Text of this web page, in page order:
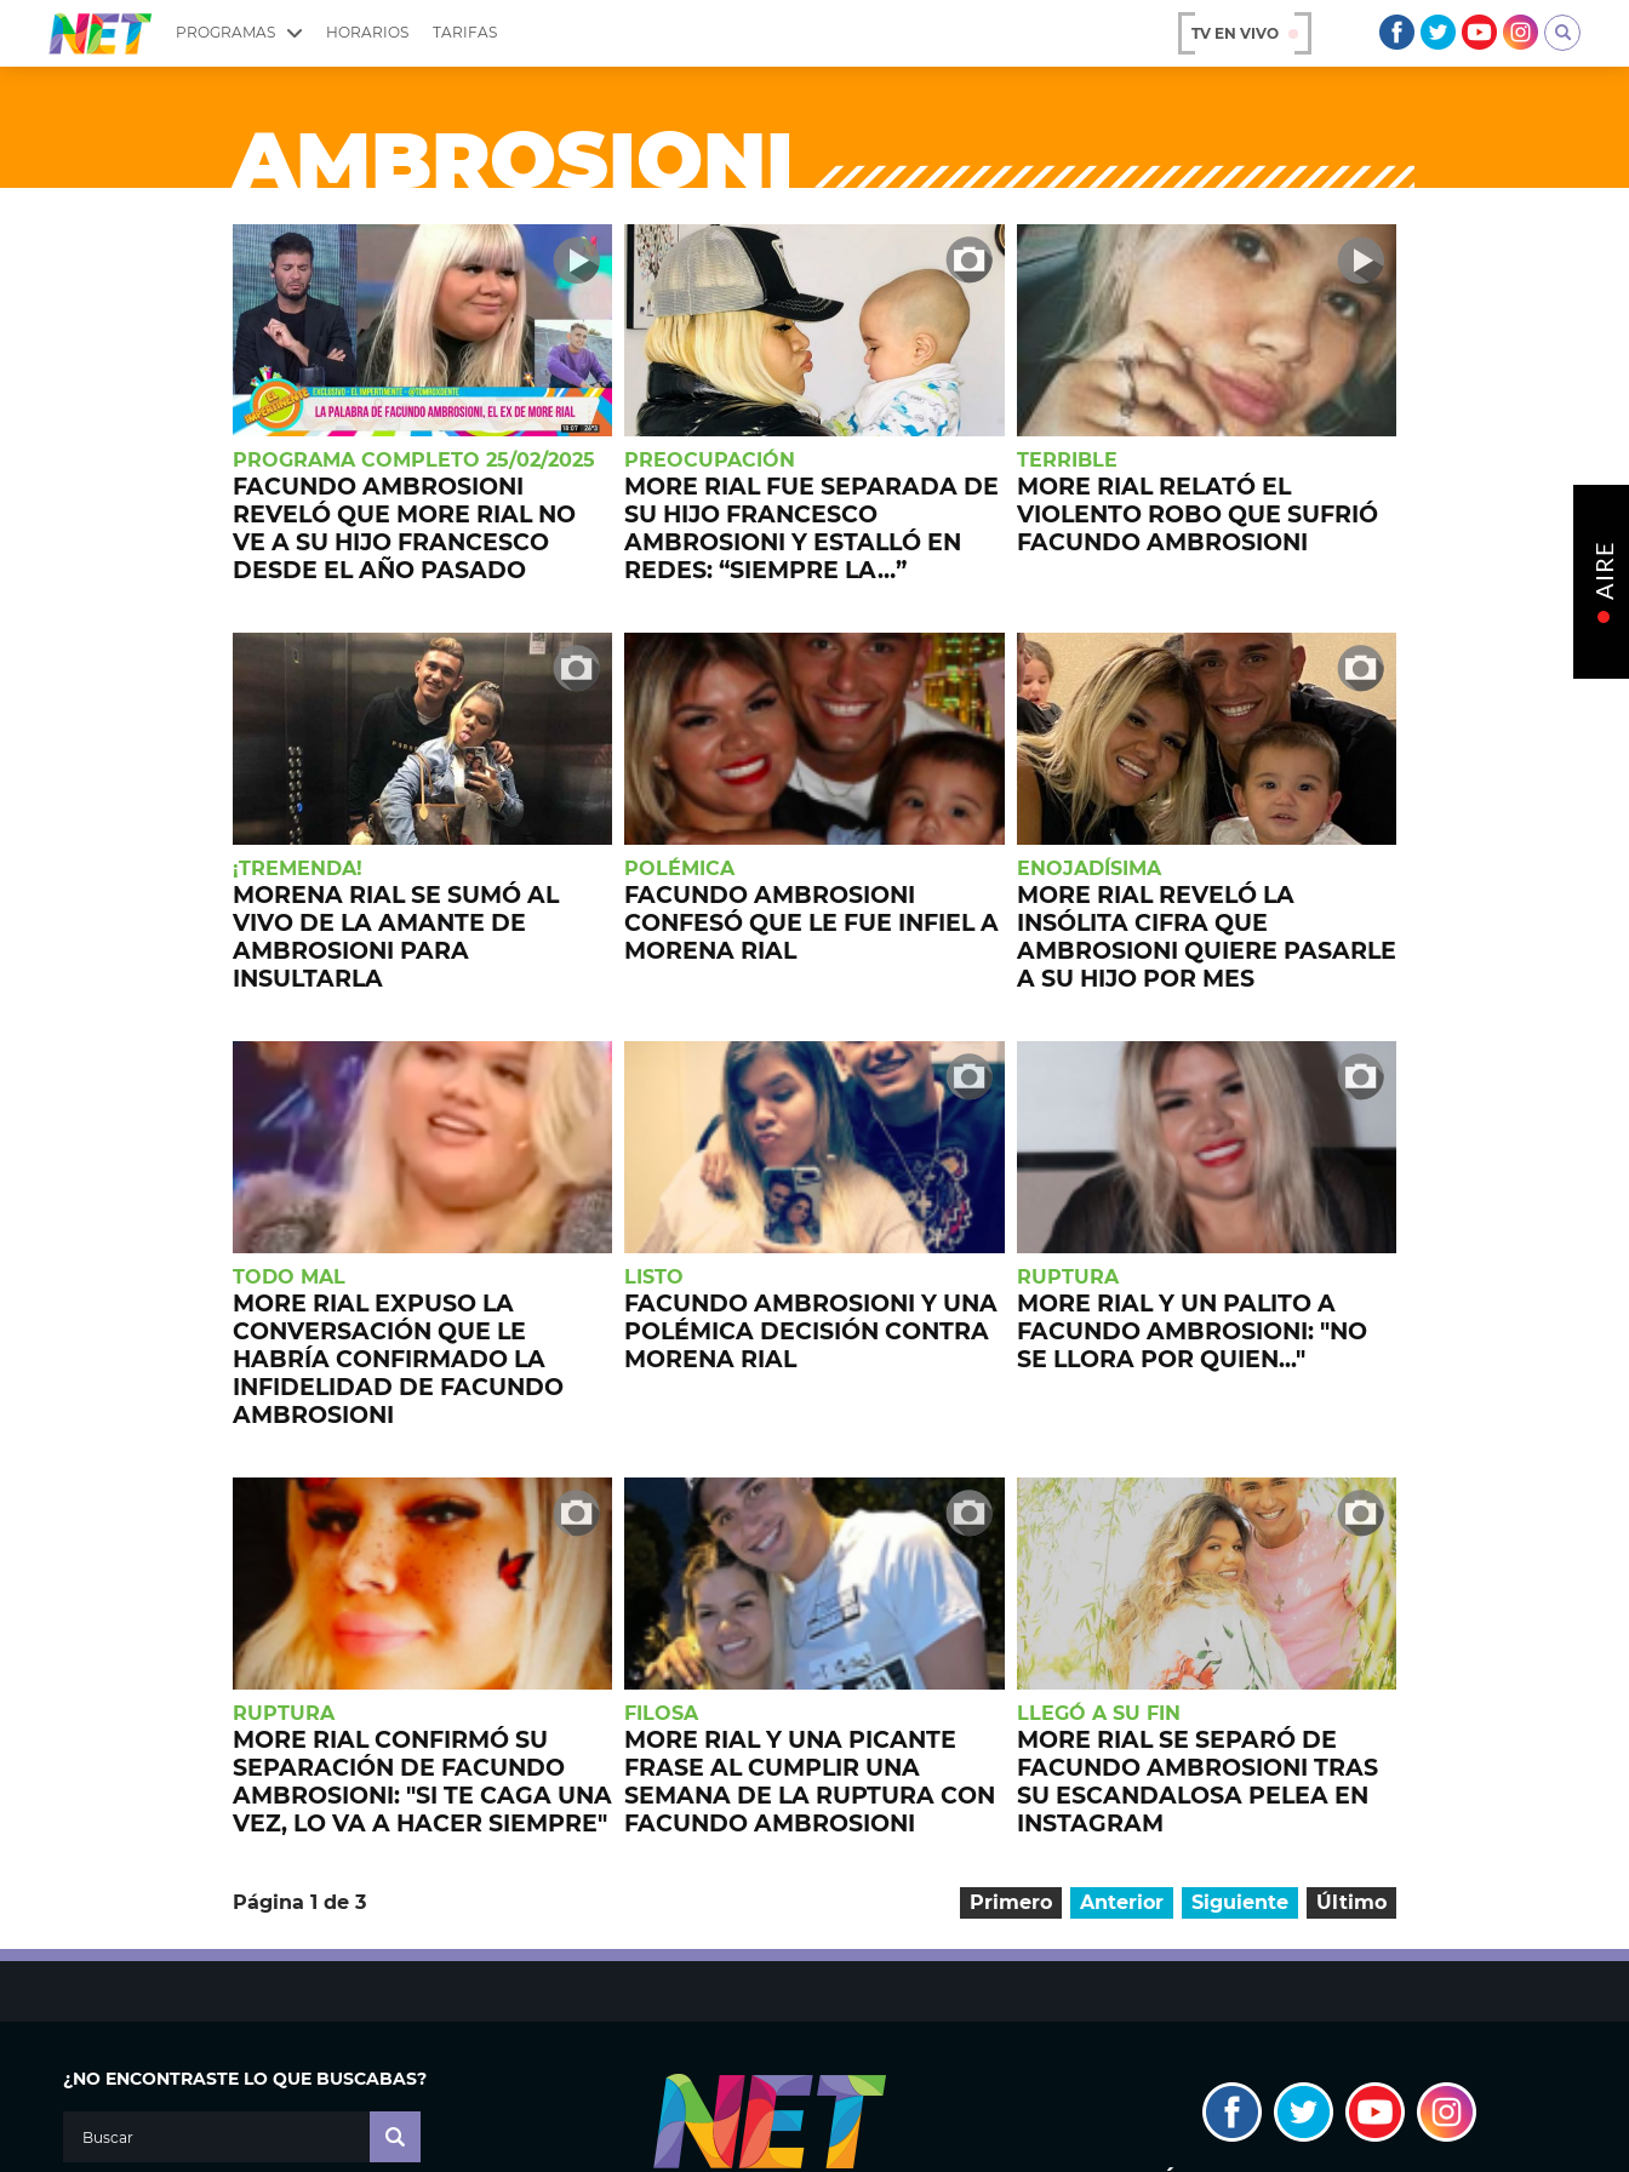
PROGRAMAS
YUYITO A LA TARDE
LONGOBARDI
QUÉ TE PASA
EL OLIVO BLANCO
TU LUGAR IDEAL
CHICHE EN VIVO
DR. BEAUTY
ARGENTINOS X ARGENTINA
ESTÉTICA 360 TV
CARAS Y NEGOCIOS
SCOUTING PARA UN CAMBIO
INTELEXIS TV
HAIR RECOVERY
ENTROMETIDOS EN LA TELE
ENTRE NOS
MODO FONTEVECCHIA
PERIODISMO PURO
REPERFILAR
FIESTAS ARGENTINAS
BELLEZA FASHION
DESAFÍO 10 AÑOS MENOS
AGENDA CORPORATIVA
HORARIOS TARIFAS TV EN VIVO
AMBROSIONI
PROGRAMA COMPLETO 25/02/2025
FACUNDO AMBROSIONI
REVELÓ QUE MORE RIAL NO
VE A SU HIJO FRANCESCO
DESDE EL AÑO PASADO
PREOCUPACIÓN
MORE RIAL FUE SEPARADA DE
SU HIJO FRANCESCO
AMBROSIONI Y ESTALLÓ EN
REDES: “SIEMPRE LA…”
TERRIBLE
MORE RIAL RELATÓ EL
VIOLENTO ROBO QUE SUFRIÓ
FACUNDO AMBROSIONI
¡TREMENDA!
MORENA RIAL SE SUMÓ AL
VIVO DE LA AMANTE DE
AMBROSIONI PARA
INSULTARLA
POLÉMICA
FACUNDO AMBROSIONI
CONFESÓ QUE LE FUE INFIEL A
MORENA RIAL
ENOJADÍSIMA
MORE RIAL REVELÓ LA
INSÓLITA CIFRA QUE
AMBROSIONI QUIERE PASARLE
A SU HIJO POR MES
TODO MAL
MORE RIAL EXPUSO LA
CONVERSACIÓN QUE LE
HABRÍA CONFIRMADO LA
INFIDELIDAD DE FACUNDO
AMBROSIONI
LISTO
FACUNDO AMBROSIONI Y UNA
POLÉMICA DECISIÓN CONTRA
MORENA RIAL
RUPTURA
MORE RIAL Y UN PALITO A
FACUNDO AMBROSIONI: "NO
SE LLORA POR QUIEN..."
RUPTURA
MORE RIAL CONFIRMÓ SU
SEPARACIÓN DE FACUNDO
AMBROSIONI: "SI TE CAGA UNA
VEZ, LO VA A HACER SIEMPRE"
FILOSA
MORE RIAL Y UNA PICANTE
FRASE AL CUMPLIR UNA
SEMANA DE LA RUPTURA CON
FACUNDO AMBROSIONI
LLEGÓ A SU FIN
MORE RIAL SE SEPARÓ DE
FACUNDO AMBROSIONI TRAS
SU ESCANDALOSA PELEA EN
INSTAGRAM
Página 1 de 3 Primero Anterior Siguiente Último
¿NO ENCONTRASTE LO QUE BUSCABAS?
AIRE